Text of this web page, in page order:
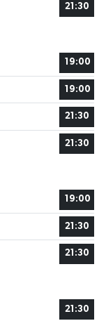
21:30
19:00
19:00
21:30
21:30
19:00
21:30
21:30
21:30